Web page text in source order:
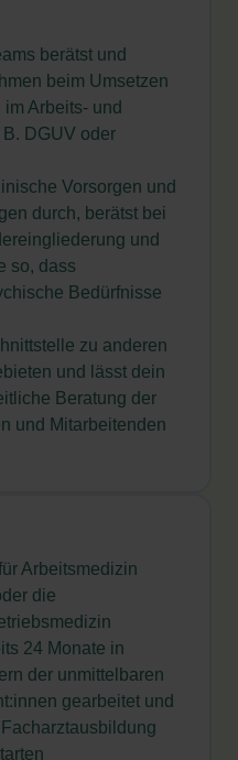
berätst und
beim Umsetzen
Arbeits- und
DGUV oder
Vorsorgen und
durch, berätst bei
und
so, dass
Bedürfnisse
zu anderen
und lässt dein
Beratung der
und Mitarbeitenden
Arbeitsmedizin
die
24 Monate in
der unmittelbaren
gearbeitet und